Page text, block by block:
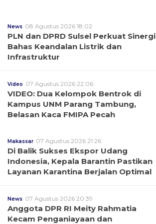
News 08 Agustus 2026 18:02
PLN dan DPRD Sulsel Perkuat Sinergi
Bahas Keandalan Listrik dan
Infrastruktur
Video 07 Agustus 2026 22:06
VIDEO: Dua Kelompok Bentrok di
Kampus UNM Parang Tambung,
Belasan Kaca FMIPA Pecah
Makassar 07 Agustus 2026 21:26
Di Balik Sukses Ekspor Udang
Indonesia, Kepala Barantin Pastikan
Layanan Karantina Berjalan Optimal
News 07 Agustus 2026 20:39
Anggota DPR RI Meity Rahmatia
Kecam Penganiayaan dan